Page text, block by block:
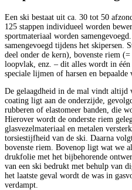
Een ski bestaat uit ca. 30 tot 50
125 stappen individueel worden
sportmateriaal worden
samengevoegd tijdens het skipersen.
deel onder de kern), bovenste riem
loopvlak, enz. – dit alles wordt in één
speciale lijmen of harsen en
De gelaagdheid in de mal vindt altijd
coating ligt aan de onderzijde,
rubberen of elastomeer banden, die
Hierover wordt de onderste riem
glasvezelmateriaal en metalen
torsiestijfheid van de ski. Daarna
bovenste riem. Bovenop ligt wat we
drukfolie met het bijbehorende
van een ski bedrukt met behulp van
het laatste geval wordt de was in
verdampt.